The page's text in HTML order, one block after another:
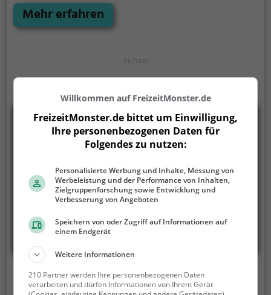
Familie. Die kuscheligen Tiere strahlen eine
unheimliche Ruhe aus und werden daher auch
Mehr erfahren
Alpaka-TEAM | Alpakawanderungen
Willkommen auf FreizeitMonster.de
FreizeitMonster.de bittet um Einwilligung,
Ihre personenbezogenen Daten für
Folgendes zu nutzen:
Personalisierte Werbung und Inhalte, Messung von
Werbeleistung und der Performance von Inhalten,
Zielgruppenforschung sowie Entwicklung und
Verbesserung von Angeboten
Speichern von oder Zugriff auf Informationen auf
einem Endgerät
Weitere Informationen
210 Partner werden Ihre personenbezogenen Daten
verarbeiten und dürfen Informationen von Ihrem Gerät